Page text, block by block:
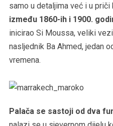
samo u detaljima već i u priči
između 1860-ih i 1900.
inicirao Si Moussa, veliki
nasljednik Ba Ahmed, jedan
vremena.
Palača se sastoji od dva